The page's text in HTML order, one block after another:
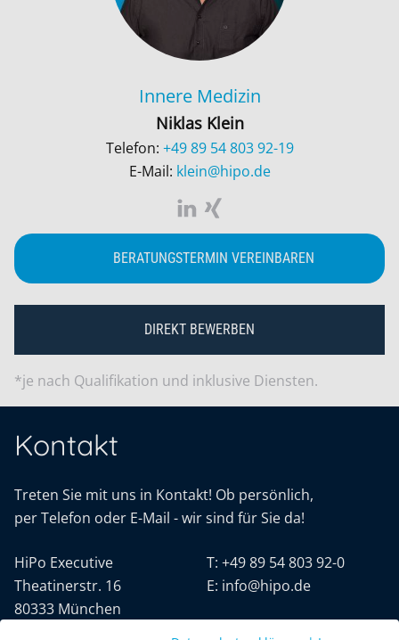
Innere Medizin
Niklas Klein
Telefon: +49 89 54 803 92-19
E-Mail: klein@hipo.de
BERATUNGSTERMIN VEREINBAREN
DIREKT BEWERBEN
*je nach Qualifikation und inklusive Diensten.
Kontakt
Treten Sie mit uns in Kontakt! Ob persönlich,
per Telefon oder E-Mail - wir sind für Sie da!
HiPo Executive
Theatinerstr. 16
80333 München
T: +49 89 54 803 92-0
E: info@hipo.de